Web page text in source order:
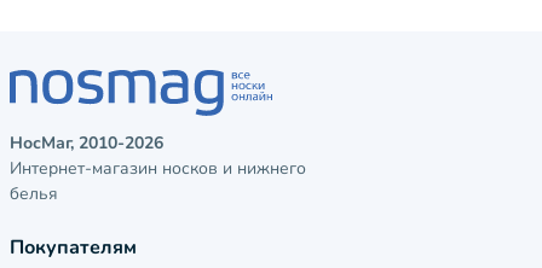
НосМаг, 2010-2026
Интернет-магазин носков и нижнего
белья
Покупателям